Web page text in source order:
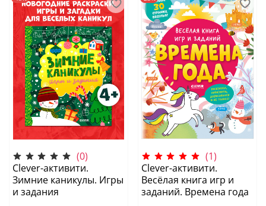
(0)
Clever-активити.
Зимние каникулы. Игры
и задания
(1)
Clever-активити.
Весёлая книга игр и
заданий. Времена года